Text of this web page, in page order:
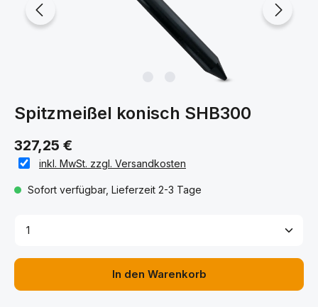
Spitzmeißel konisch SHB300
327,25 €
inkl. MwSt. zzgl. Versandkosten
Sofort verfügbar, Lieferzeit 2-3 Tage
Produkt Anzahl: Gib den gewünschten Wert ein
In den Warenkorb